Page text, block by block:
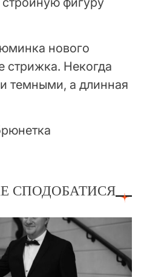
нового
стрижка. Некогда
темными, а длинная
СПОДОБАТИСЯ